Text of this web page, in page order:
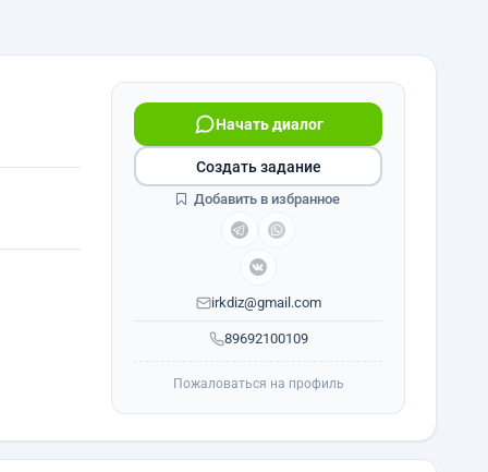
89692100109
Начать диалог
irkdiz@gmail.com
Создать задание
Добавить в избранное
Пожаловаться на профиль